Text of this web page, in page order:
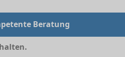
Beratung